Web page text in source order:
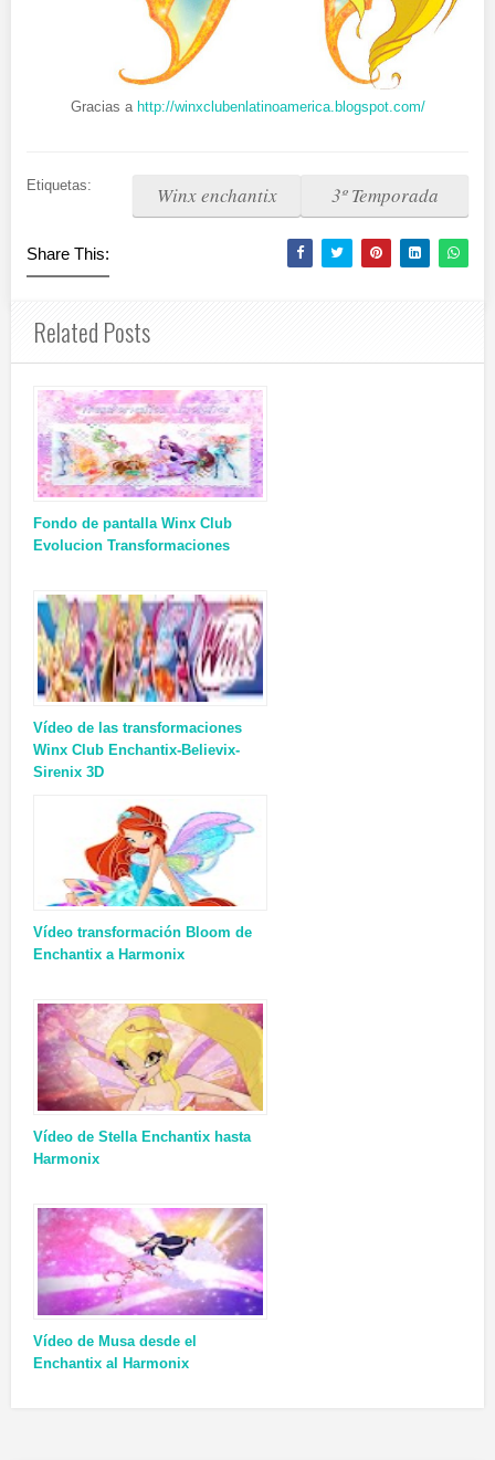
Gracias a http://winxclubenlatinoamerica.blogspot.com/
Etiquetas: 3º Temporada
Winx enchantix
Share This:
Related Posts
Fondo de pantalla Winx Club
Evolucion Transformaciones
Vídeo de las transformaciones
Winx Club Enchantix-Believix-
Sirenix 3D
Vídeo transformación Bloom de
Enchantix a Harmonix
Vídeo de Stella Enchantix hasta
Harmonix
Vídeo de Musa desde el
Enchantix al Harmonix